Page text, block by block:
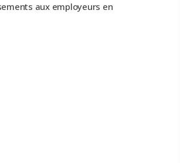
aux employeurs en